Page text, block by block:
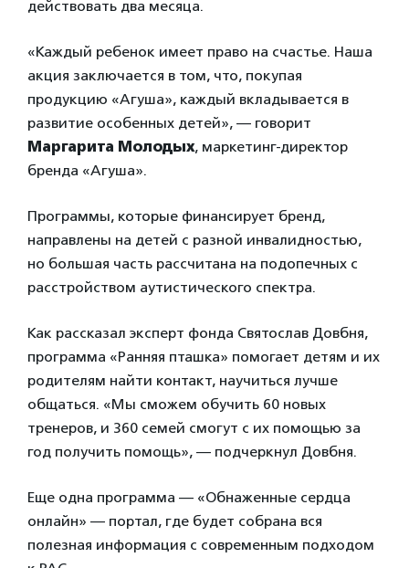
действовать два месяца.
«Каждый ребенок имеет право на счастье. Наша
акция заключается в том, что, покупая
продукцию «Агуша», каждый вкладывается в
развитие особенных детей», — говорит
Маргарита Молодых, маркетинг-директор
бренда «Агуша».
Программы, которые финансирует бренд,
направлены на детей с разной инвалидностью,
но большая часть рассчитана на подопечных с
расстройством аутистического спектра.
Как рассказал эксперт фонда Святослав Довбня,
программа «Ранняя пташка» помогает детям и их
родителям найти контакт, научиться лучше
общаться. «Мы сможем обучить 60 новых
тренеров, и 360 семей смогут с их помощью за
год получить помощь», — подчеркнул Довбня.
Еще одна программа — «Обнаженные сердца
онлайн» — портал, где будет собрана вся
полезная информация с современным подходом